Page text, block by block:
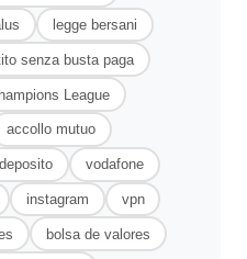
legge bersani
senza busta paga
League
accollo mutuo
vodafone
instagram vpn
bolsa de valores